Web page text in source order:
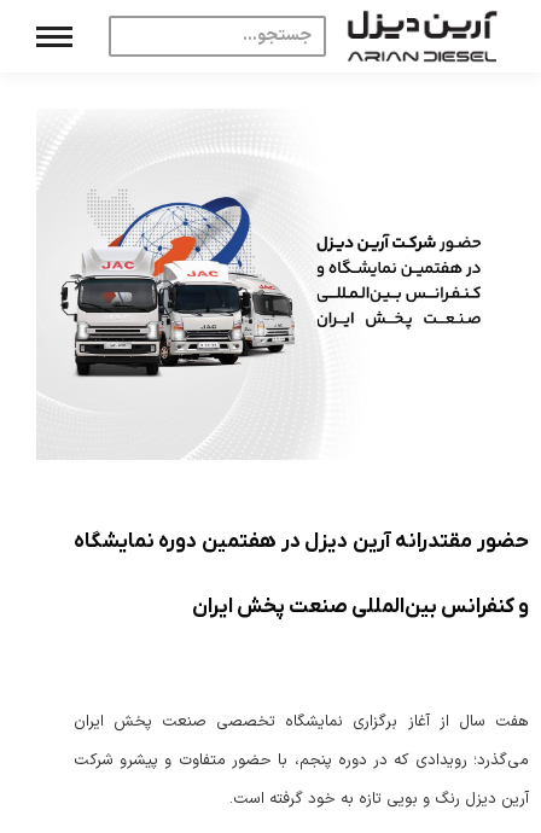
حضور مقتدرانه آرین دیزل در هفتمین دوره نمایشگاه
و کنفرانس بین‌المللی صنعت پخش ایران
هفت سال از آغاز برگزاری نمایشگاه تخصصی صنعت پخش ایران
می‌گذرد؛ رویدادی که در دوره پنجم، با حضور متفاوت و پیشرو شرکت
آرین دیزل رنگ و بویی تازه به خود گرفته است.